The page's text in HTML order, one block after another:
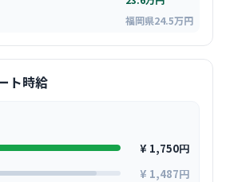
福岡県24.5万円
ト時給
¥ 1,750円
¥ 1,487円